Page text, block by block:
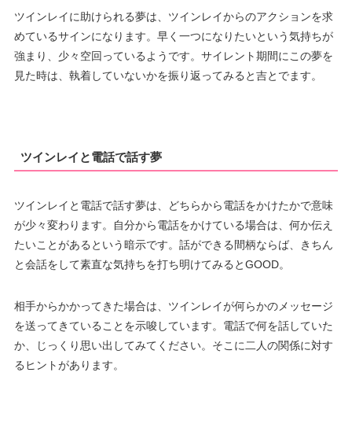
ツインレイに助けられる夢は、ツインレイからのアクションを求
めているサインになります。早く一つになりたいという気持ちが
強まり、少々空回っているようです。サイレント期間にこの夢を
見た時は、執着していないかを振り返ってみると吉とでます。
ツインレイと電話で話す夢
ツインレイと電話で話す夢は、どちらから電話をかけたかで意味
が少々変わります。自分から電話をかけている場合は、何か伝え
たいことがあるという暗示です。話ができる間柄ならば、きちん
と会話をして素直な気持ちを打ち明けてみるとGOOD。
相手からかかってきた場合は、ツインレイが何らかのメッセージ
を送ってきていることを示唆しています。電話で何を話していた
か、じっくり思い出してみてください。そこに二人の関係に対す
るヒントがあります。